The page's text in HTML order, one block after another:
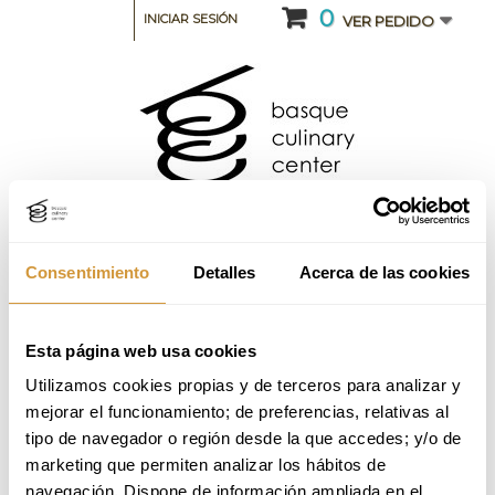
Consentimiento Detalles Acerca de las cookies
Esta página web usa cookies
Utilizamos cookies propias y de terceros para analizar y
mejorar el funcionamiento; de preferencias, relativas al
tipo de navegador o región desde la que accedes; y/o de
marketing que permiten analizar los hábitos de
navegación. Dispone de información ampliada en el
0 VER PEDIDO
INICIAR SESIÓN
CATEGORIA: CURSOS INTENSIVOS Y SEMINARIOS
Curso intensivo de Panadería_ 3ª
Edición_2024 (Online)
Volver a Oferta Formativa